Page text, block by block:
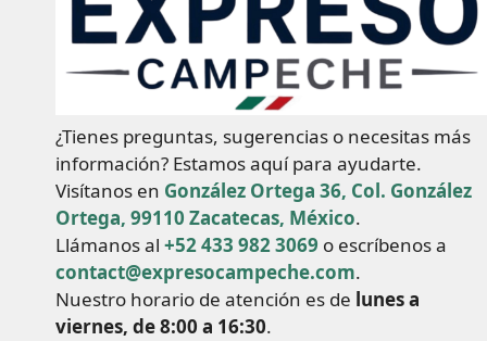
¿Tienes preguntas, sugerencias o necesitas más
información? Estamos aquí para ayudarte.
Visítanos en González Ortega 36, Col. González
Ortega, 99110 Zacatecas, México.
Llámanos al +52 433 982 3069 o escríbenos a
contact@expresocampeche.com.
Nuestro horario de atención es de lunes a
viernes, de 8:00 a 16:30.